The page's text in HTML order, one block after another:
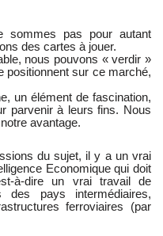
sommes pas pour autant
des cartes à jouer.
nous pouvons « verdir »
positionnent sur ce marché,
un élément de fascination,
parvenir à leurs fins. Nous
avantage.
du sujet, il y a un vrai
Economique qui doit
à-dire un vrai travail de
des pays intermédiaires,
ferroviaires (par